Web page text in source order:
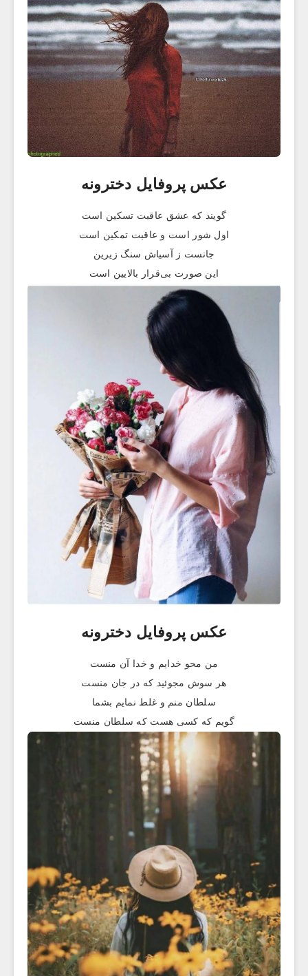
عکس پروفایل دخترونه
گویند که عشق عاقبت تسکین است
اول شور است و عاقبت تمکین است
جانست ز آسیاش سنگ زیرین
این صورت بی‌قرار بالایین است
عکس پروفایل دخترونه
من محو خدایم و خدا آن منست
هر سوش مجوئید که در جان منست
سلطان منم و غلط نمایم بشما
گویم که کسی هست که سلطان منست